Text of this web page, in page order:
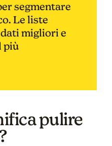
segmentare
Le liste
migliori e
più
pulire